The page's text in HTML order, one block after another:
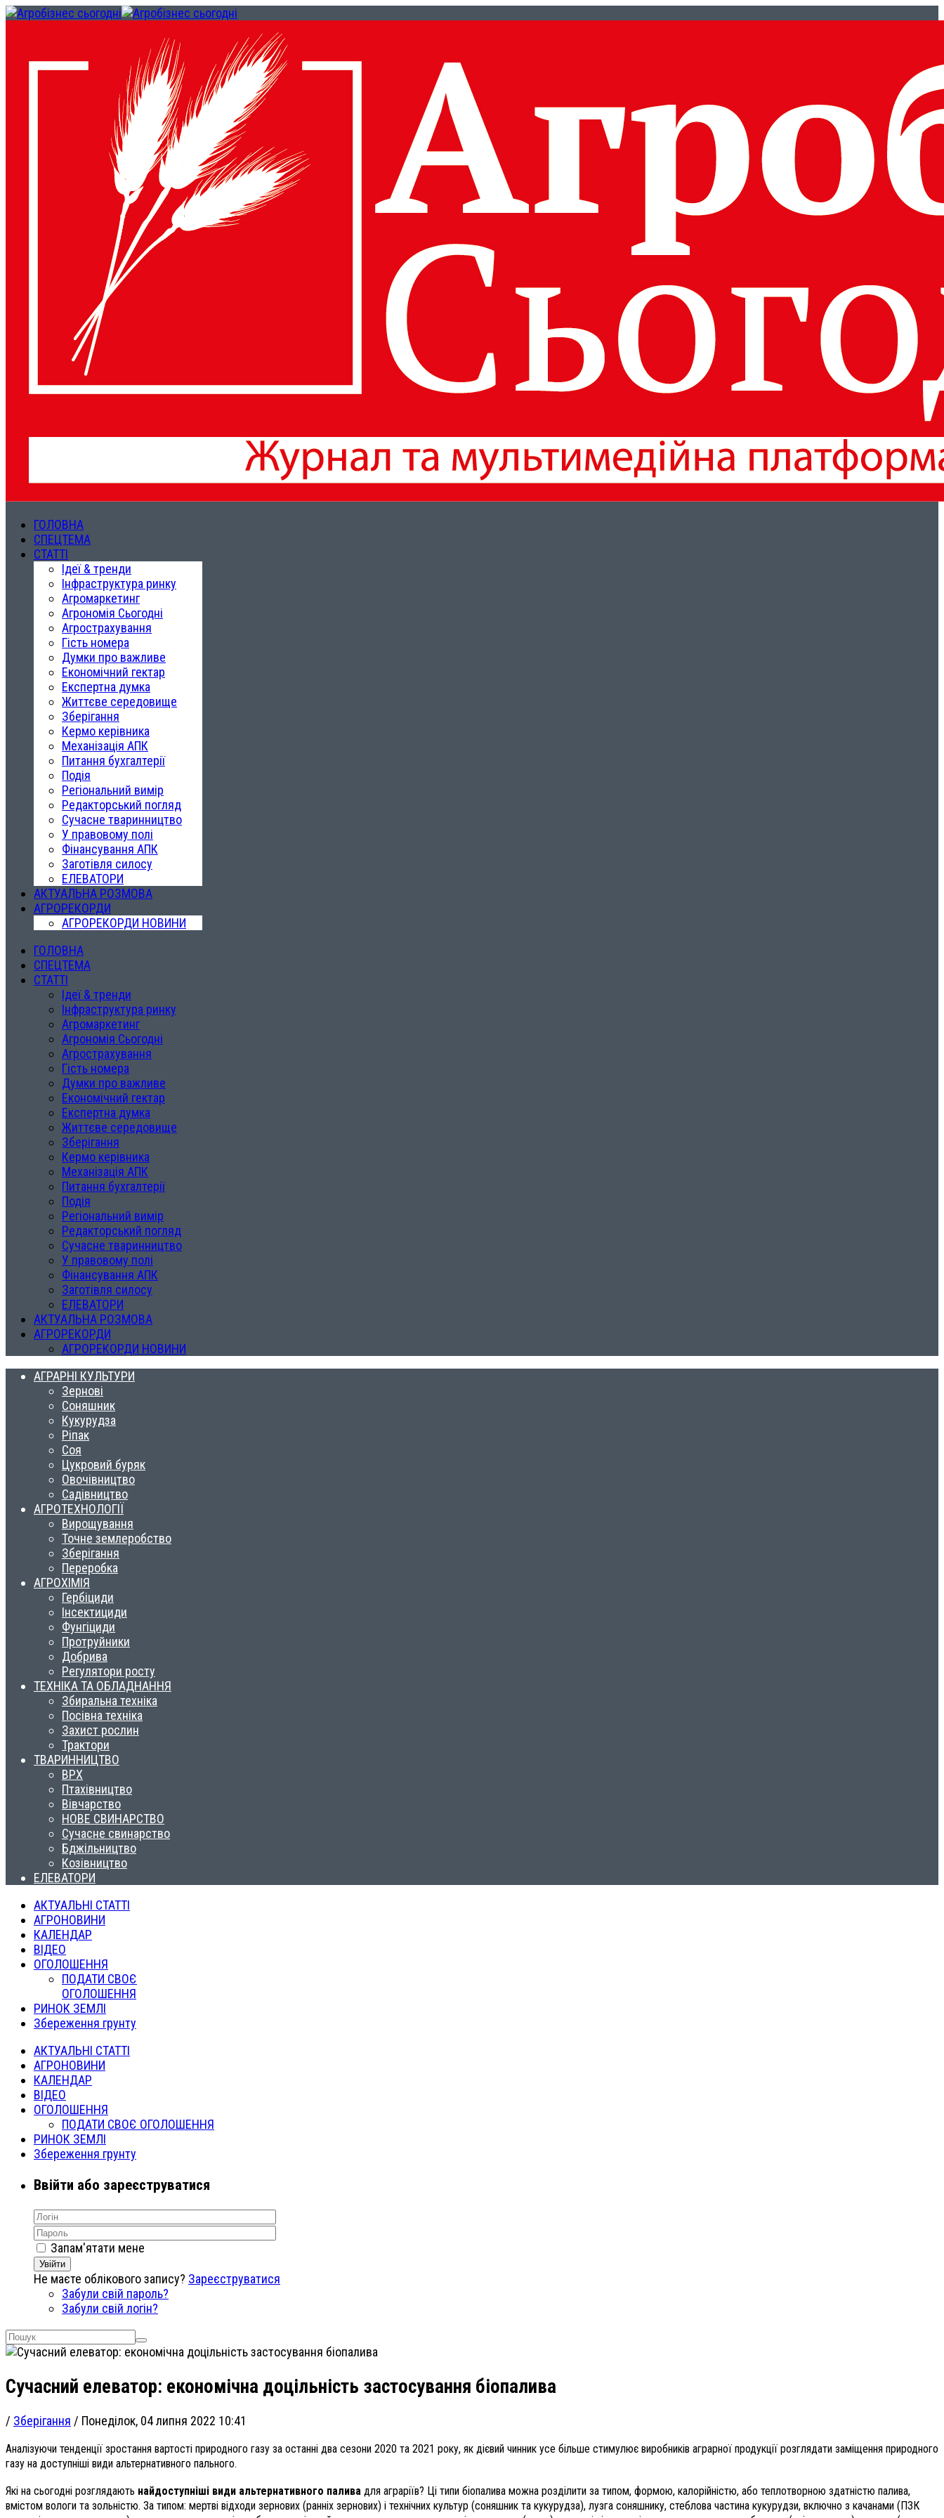
ГОЛОВНА
СПЕЦТЕМА
СТАТТІ
Ідеї & тренди
Інфраструктура ринку
Агромаркетинг
Агрономія Сьогодні
Агрострахування
Гість номера
Думки про важливе
Економічний гектар
Експертна думка
Життєве середовище
Зберігання
Кермо керівника
Механізація АПК
Питання бухгалтерії
Подія
Регіональний вимір
Редакторський погляд
Сучасне тваринництво
У правовому полі
Фінансування АПК
Заготівля силосу
ЕЛЕВАТОРИ
АКТУАЛЬНА РОЗМОВА
АГРОРЕКОРДИ
АГРОРЕКОРДИ НОВИНИ
ГОЛОВНА
СПЕЦТЕМА
СТАТТІ
Ідеї & тренди
Інфраструктура ринку
Агромаркетинг
Агрономія Сьогодні
Агрострахування
Гість номера
Думки про важливе
Економічний гектар
Експертна думка
Життєве середовище
Зберігання
Кермо керівника
Механізація АПК
Питання бухгалтерії
Подія
Регіональний вимір
Редакторський погляд
Сучасне тваринництво
У правовому полі
Фінансування АПК
Заготівля силосу
ЕЛЕВАТОРИ
АКТУАЛЬНА РОЗМОВА
АГРОРЕКОРДИ
АГРОРЕКОРДИ НОВИНИ
АГРАРНІ КУЛЬТУРИ
Зернові
Соняшник
Кукурудза
Ріпак
Соя
Цукровий буряк
Овочівництво
Садівництво
АГРОТЕХНОЛОГІЇ
Вирощування
Точне землеробство
Зберігання
Переробка
АГРОХІМІЯ
Гербіциди
Інсектициди
Фунгіциди
Протруйники
Добрива
Регулятори росту
ТЕХНІКА ТА ОБЛАДНАННЯ
Збиральна техніка
Посівна техніка
Захист рослин
Трактори
ТВАРИННИЦТВО
ВРХ
Птахівництво
Вівчарство
НОВЕ СВИНАРСТВО
Сучасне свинарство
Бджільництво
Козівництво
ЕЛЕВАТОРИ
АКТУАЛЬНІ СТАТТІ
АГРОНОВИНИ
КАЛЕНДАР
ВІДЕО
ОГОЛОШЕННЯ
ПОДАТИ СВОЄ
ОГОЛОШЕННЯ
РИНОК ЗЕМЛІ
Збереження грунту
АКТУАЛЬНІ СТАТТІ
АГРОНОВИНИ
КАЛЕНДАР
ВІДЕО
ОГОЛОШЕННЯ
ПОДАТИ СВОЄ ОГОЛОШЕННЯ
РИНОК ЗЕМЛІ
Збереження грунту
Ввійти або зареєструватися
Запам'ятати мене
Увійти
Не маєте облікового запису? Зареєструватися
Забули свій пароль?
Забули свій логін?
Сучасний елеватор: економічна доцільність застосування біопалива
/ Зберігання / Понеділок, 04 липня 2022 10:41
Аналізуючи тенденції зростання вартості природного газу за останні два сезони 2020 та 2021 року, як дієвий чинник усе більше стимулює виробників аграрної продукції розглядати заміщення природного
газу на доступніші види альтернативного пального.
Які на сьогодні розглядають найдоступніші види альтернативного палива для аграріїв? Ці типи біопалива можна розділити за типом, формою, калорійністю, або теплотворною здатністю палива,
вмістом вологи та зольністю. За типом: мертві відходи зернових (ранніх зернових) і технічних культур (соняшник та кукурудза), лузга соняшнику, стеблова частина кукурудзи, включно з качанами (ПЗК